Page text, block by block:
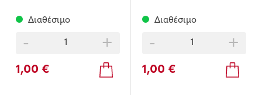
Διαθέσιμο
- +
1,00 €
Διαθέσιμο
- +
1,00 €